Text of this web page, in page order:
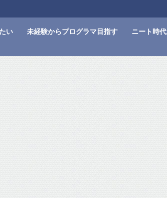
い 未経験からプログラマ目指す ニート時代